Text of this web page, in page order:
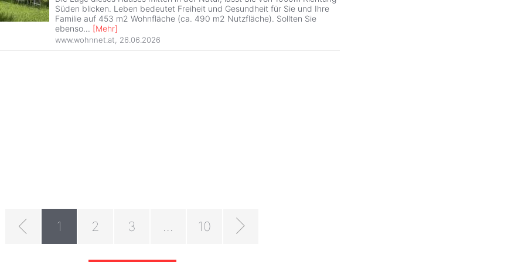
Süden blicken. Leben bedeutet Freiheit und Gesundheit für Sie und Ihre
Familie auf 453 m2 Wohnfläche (ca. 490 m2 Nutzfläche). Sollten Sie
ebenso... [Mehr]
www.wohnnet.at 26.06.2026
1 2 3 10